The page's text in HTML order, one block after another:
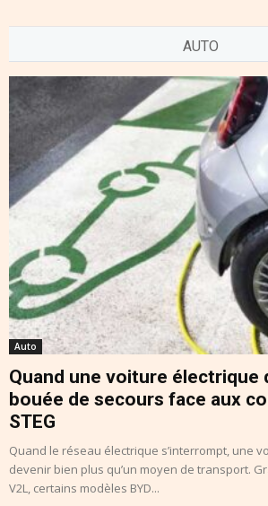
AUTO
Auto
Quand une voiture électrique
bouée de secours face aux
STEG
Quand le réseau électrique s’interrompt, une
devenir bien plus qu’un moyen de transport.
V2L, certains modèles BYD...